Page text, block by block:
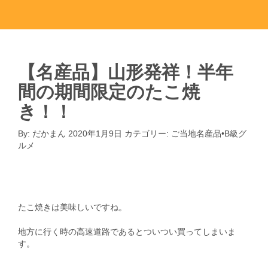
【名産品】山形発祥！半年
間の期間限定のたこ焼
き！！
By: だかまん 2020年1月9日 カテゴリー: ご当地名産品•B級グ
ルメ
たこ焼きは美味しいですね。
地方に行く時の高速道路であるとついつい買ってしまいま
す。